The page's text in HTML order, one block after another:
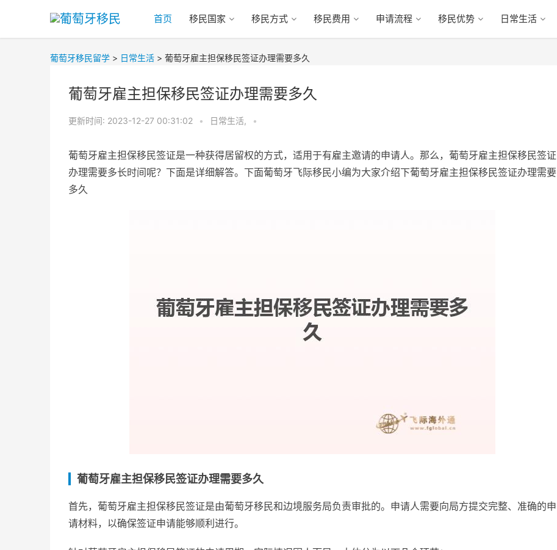
首页 移民国家 移民方式 移民费用 申请流程 移民优势 日常生活
葡萄牙移民留学 > 日常生活 > 葡萄牙雇主担保移民签证办理需要多久
葡萄牙雇主担保移民签证办理需要多久
更新时间: 2023-12-27 00:31:02 • 日常生活, •
葡萄牙雇主担保移民签证是一种获得居留权的方式，适用于有雇主邀请的申请人。那么，葡萄牙雇主担保移民签证
办理需要多长时间呢？下面是详细解答。下面葡萄牙飞际移民小编为大家介绍下葡萄牙雇主担保移民签证办理需要
多久
葡萄牙雇主担保移民签证办理需要多久
首先，葡萄牙雇主担保移民签证是由葡萄牙移民和边境服务局负责审批的。申请人需要向局方提交完整、准确的申
请材料，以确保签证申请能够顺利进行。